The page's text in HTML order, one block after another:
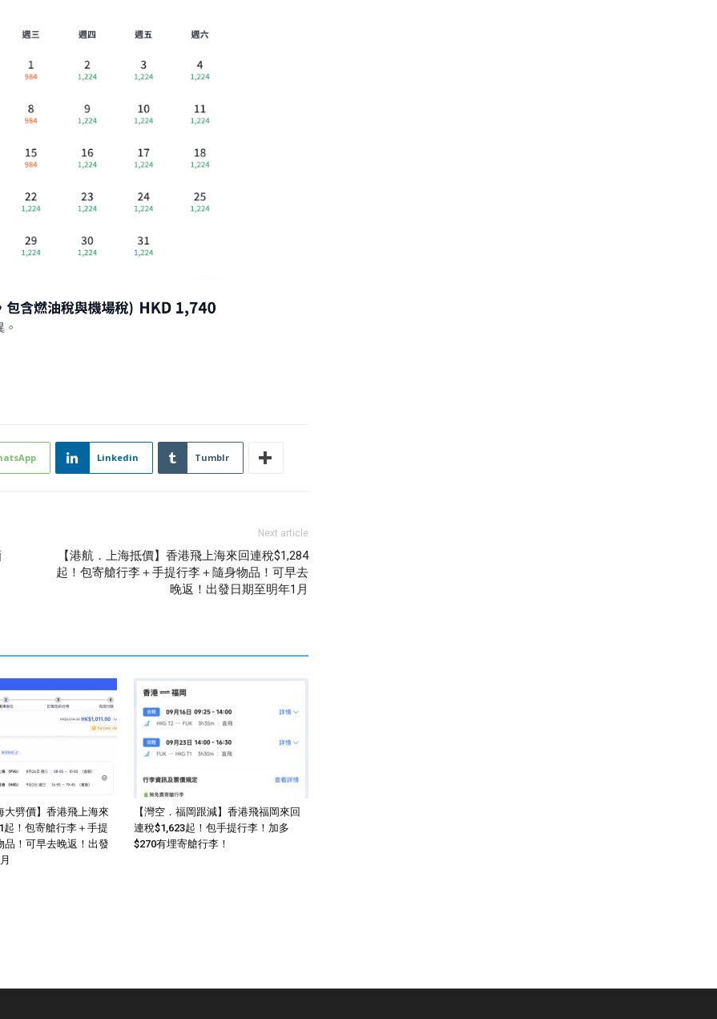
Linkedin Tumblr
Next article
【港航．上海抵價】香港飛上海來回連稅$1,284
起！包寄艙行李＋手提行李＋隨身物品！可早去
晚返！出發日期至明年1月
大劈價】香港飛上海來
起！包寄艙行李＋手提
品！可早去晚返！出發
【灣空．福岡跟減】香港飛福岡來回
連稅$1,623起！包手提行李！加多
$270有埋寄艙行李！